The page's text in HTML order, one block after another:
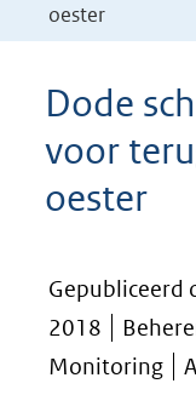
oester
Dode
voor
oester
Gepubliceerd
2018
Monitoring